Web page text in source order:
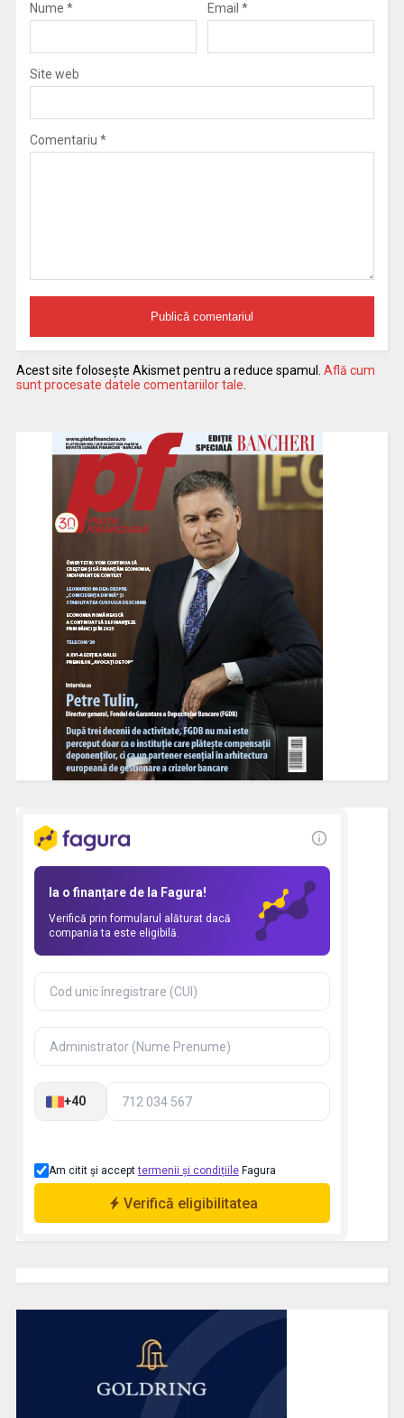
Nume * Email *
Site web
Comentariu *
Acest site folosește Akismet pentru a reduce spamul. Află cum
sunt procesate datele comentariilor tale.